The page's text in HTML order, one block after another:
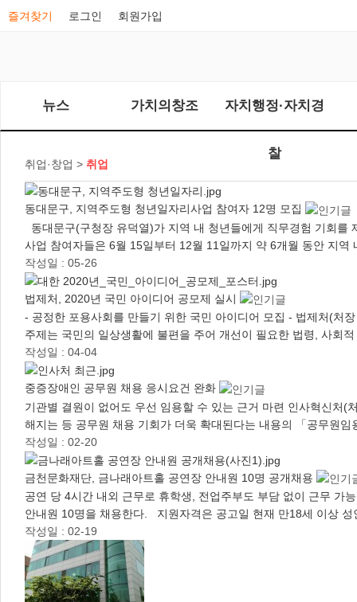
즐겨찾기 로그인 회원가입
뉴스 가치의창조 자치행정·자치경
찰
취업·창업 > 취업
동대문구, 지역주도형 청년일자리사업 참여자 12명 모집
동대문구(구청장 유덕열)가 지역 내 청년들에게 직무경험 기회를
사업 참여자들은 6월 15일부터 12월 11일까지 약 6개월 동안 지
작성일 : 05-26
법제처, 2020년 국민 아이디어 공모제 실시
- 공정한 포용사회를 만들기 위한 국민 아이디어 모집 - 법제처(처
주제는 국민의 일상생활에 불편을 주어 개선이 필요한 법령, 사회
작성일 : 04-04
중증장애인 공무원 채용 응시요건 완화
기관별 결원이 없어도 우선 임용할 수 있는 근거 마련 인사혁신처
해지는 등 공무원 채용 기회가 더욱 확대된다는 내용의 「공무원
작성일 : 02-20
금천문화재단, 금나래아트홀 공연장 안내원 10명 공개채용
공연 당 4시간 내외 근무로 휴학생, 전업주부도 부담 없이 근무 가
안내원 10명을 채용한다. 지원자격은 공고일 현재 만18세 이상
작성일 : 02-19